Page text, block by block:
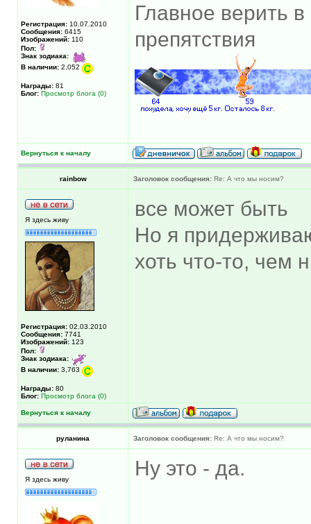
Регистрация: 10.07.2010
Сообщения: 6415
Изображений: 110
Пол:
Знак зодиака:
В наличии: 2,052
Награды: 81
Блог: Просмотр блога (0)
Главное верить
препятствия
Вернуться к началу
rainbow Заголовок сообщения: Re: А что мы носим?
Я здесь живу
Регистрация: 02.03.2010
Сообщения: 7741
Изображений: 123
Пол:
Знак зодиака:
В наличии: 3,763
Награды: 80
Блог: Просмотр блога (0)
все может быть
Но я
хоть что-то, чем
Вернуться к началу
руланина Заголовок сообщения: Re: А что мы носим?
Я здесь живу Ну это - да.